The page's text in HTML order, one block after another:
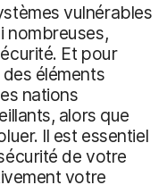
vulnérables
nombreuses,
Et pour
éléments
nations
alors que
Il est essentiel
de votre
votre